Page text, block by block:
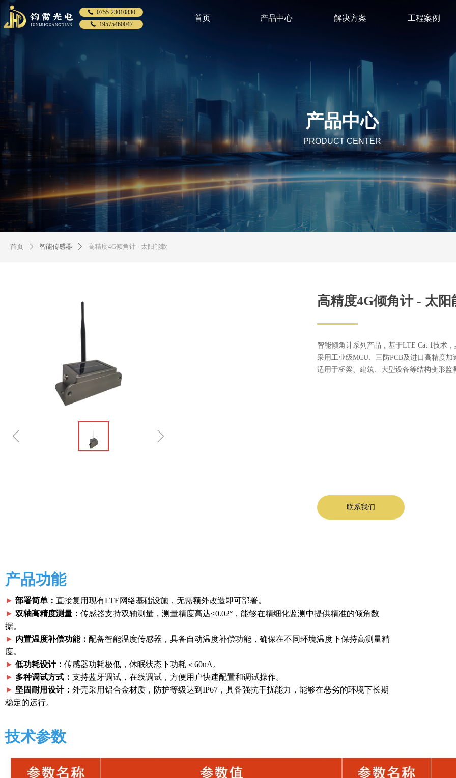
首页 产品中心 解决方案 工程案例
끅 19575460047
끅 0755-23010830
产品功能
► 部署简单： 直接复用现有LTE网络基础设施，无需额外改造即可部署。
► 双轴高精度测量： 传感器支持双轴测量，测量精度高达≤0.02°，能够在精细化监测中提供精准的倾角数
据。
► 内置温度补偿功能： 配备智能温度传感器，具备自动温度补偿功能，确保在不同环境温度下保持高测量精
度。
► 低功耗设计： 传感器功耗极低，休眠状态下功耗＜60uA。
► 多种调试方式： 支持蓝牙调试，在线调试，方便用户快速配置和调试操作。
► 坚固耐用设计： 外壳采用铝合金材质，防护等级达到IP67，具备强抗干扰能力，能够在恶劣的环境下长期
稳定的运行。
技术参数
产品中心
PRODUCT CENTER
首页 ꄲ 智能传感器 ꄲ 高精度4G倾角计 - 太阳能款
ꁆ ꁇ
高精度4G倾角计 - 太阳
智能倾角计系列产品，基于LTE Cat 1技术
采用工业级MCU、三防PCB及进口高精度
适用于桥梁、建筑、大型设备等结构变形
联系我们